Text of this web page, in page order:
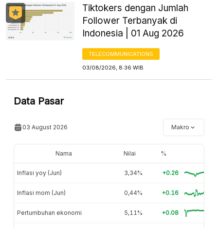
Tiktokers dengan Jumlah
Follower Terbanyak di
Indonesia | 01 Aug 2026
TELECOMMUNICATIONS
03/08/2026, 8:36 WIB
Data Pasar
03 August 2026 Makro
Nama Nilai %
Inflasi yoy (Jun) 3,34% +0.26
Inflasi mom (Jun) 0,44% +0.16
Pertumbuhan ekonomi 5,11% +0.08